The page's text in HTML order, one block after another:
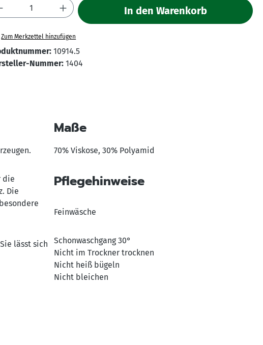
Anzahl: Gib den gewünschten Wert ein
In den Warenkorb
Zum Merkzettel hinzufügen
10914.5
Nummer: 1404
die
Die
lässt sich
Maße
70% Viskose, 30% Polyamid
Pflegehinweise
Feinwäsche
Schonwaschgang 30°
Nicht im Trockner trocknen
Nicht heiß bügeln
Nicht bleichen